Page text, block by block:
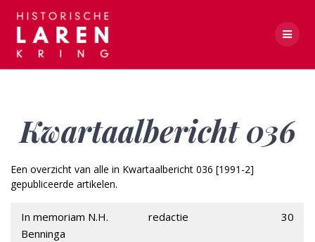
Kwartaalbericht 036
Een overzicht van alle in Kwartaalbericht 036 [1991-2]
gepubliceerde artikelen.
In memoriam N.H.
Benninga
redactie 30